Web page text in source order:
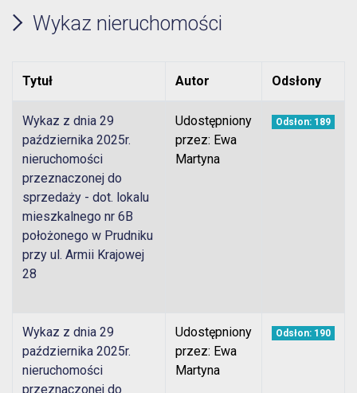
Wykaz nieruchomości
Tytuł Autor Odsłony
Wykaz z dnia 29
października 2025r.
nieruchomości
przeznaczonej do
sprzedaży - dot. lokalu
mieszkalnego nr 6B
położonego w Prudniku
przy ul. Armii Krajowej
28
Udostępniony
przez: Ewa
Martyna
Odsłon: 189
Wykaz z dnia 29
października 2025r.
nieruchomości
przeznaczonej do
Udostępniony
przez: Ewa
Martyna
Odsłon: 190